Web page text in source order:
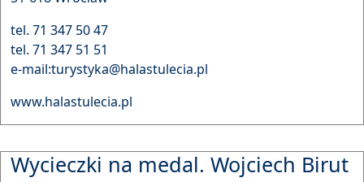
tel. 71 347 50 47
tel. 71 347 51 51
e-mail:turystyka@halastulecia.pl
www.halastulecia.pl
Wycieczki na medal. Wojciech Birut